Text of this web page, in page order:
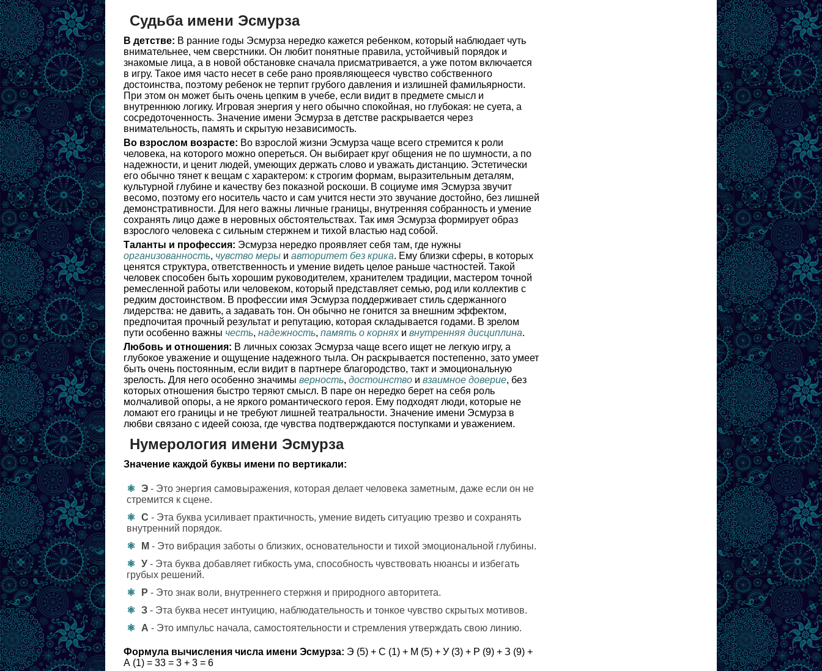
Судьба имени Эсмурза
В детстве: В ранние годы Эсмурза нередко кажется ребенком, который наблюдает чуть
внимательнее, чем сверстники. Он любит понятные правила, устойчивый порядок и
знакомые лица, а в новой обстановке сначала присматривается, а уже потом включается
в игру. Такое имя часто несет в себе рано проявляющееся чувство собственного
достоинства, поэтому ребенок не терпит грубого давления и излишней фамильярности.
При этом он может быть очень цепким в учебе, если видит в предмете смысл и
внутреннюю логику. Игровая энергия у него обычно спокойная, но глубокая: не суета, а
сосредоточенность. Значение имени Эсмурза в детстве раскрывается через
внимательность, память и скрытую независимость.
Во взрослом возрасте: Во взрослой жизни Эсмурза чаще всего стремится к роли
человека, на которого можно опереться. Он выбирает круг общения не по шумности, а по
надежности, и ценит людей, умеющих держать слово и уважать дистанцию. Эстетически
его обычно тянет к вещам с характером: к строгим формам, выразительным деталям,
культурной глубине и качеству без показной роскоши. В социуме имя Эсмурза звучит
весомо, поэтому его носитель часто и сам учится нести это звучание достойно, без лишней
демонстративности. Для него важны личные границы, внутренняя собранность и умение
сохранять лицо даже в неровных обстоятельствах. Так имя Эсмурза формирует образ
взрослого человека с сильным стержнем и тихой властью над собой.
Таланты и профессия: Эсмурза нередко проявляет себя там, где нужны
организованность, чувство меры и авторитет без крика. Ему близки сферы, в которых
ценятся структура, ответственность и умение видеть целое раньше частностей. Такой
человек способен быть хорошим руководителем, хранителем традиции, мастером точной
ремесленной работы или человеком, который представляет семью, род или коллектив с
редким достоинством. В профессии имя Эсмурза поддерживает стиль сдержанного
лидерства: не давить, а задавать тон. Он обычно не гонится за внешним эффектом,
предпочитая прочный результат и репутацию, которая складывается годами. В зрелом
пути особенно важны честь, надежность, память о корняхи внутренняя дисциплина.
Любовь и отношения: В личных союзах Эсмурза чаще всего ищет не легкую игру, а
глубокое уважение и ощущение надежного тыла. Он раскрывается постепенно, зато умеет
быть очень постоянным, если видит в партнере благородство, такт и эмоциональную
зрелость. Для него особенно значимы верность, достоинство и взаимное доверие, без
которых отношения быстро теряют смысл. В паре он нередко берет на себя роль
молчаливой опоры, а не яркого романтического героя. Ему подходят люди, которые не
ломают его границы и не требуют лишней театральности. Значение имени Эсмурза в
любви связано с идеей союза, где чувства подтверждаются поступками и уважением.
Нумерология имени Эсмурза
Значение каждой буквы имени по вертикали:
Э - Это энергия самовыражения, которая делает человека заметным, даже если он не
стремится к сцене.
С - Эта буква усиливает практичность, умение видеть ситуацию трезво и сохранять
внутренний порядок.
М - Это вибрация заботы о близких, основательности и тихой эмоциональной глубины.
У - Эта буква добавляет гибкость ума, способность чувствовать нюансы и избегать
грубых решений.
Р - Это знак воли, внутреннего стержня и природного авторитета.
З - Эта буква несет интуицию, наблюдательность и тонкое чувство скрытых мотивов.
А - Это импульс начала, самостоятельности и стремления утверждать свою линию.
Формула вычисления числа имени Эсмурза: Э (5) + С (1) + М (5) + У (3) + Р (9) + З (9) +
А (1) = 33 = 3 + 3 = 6